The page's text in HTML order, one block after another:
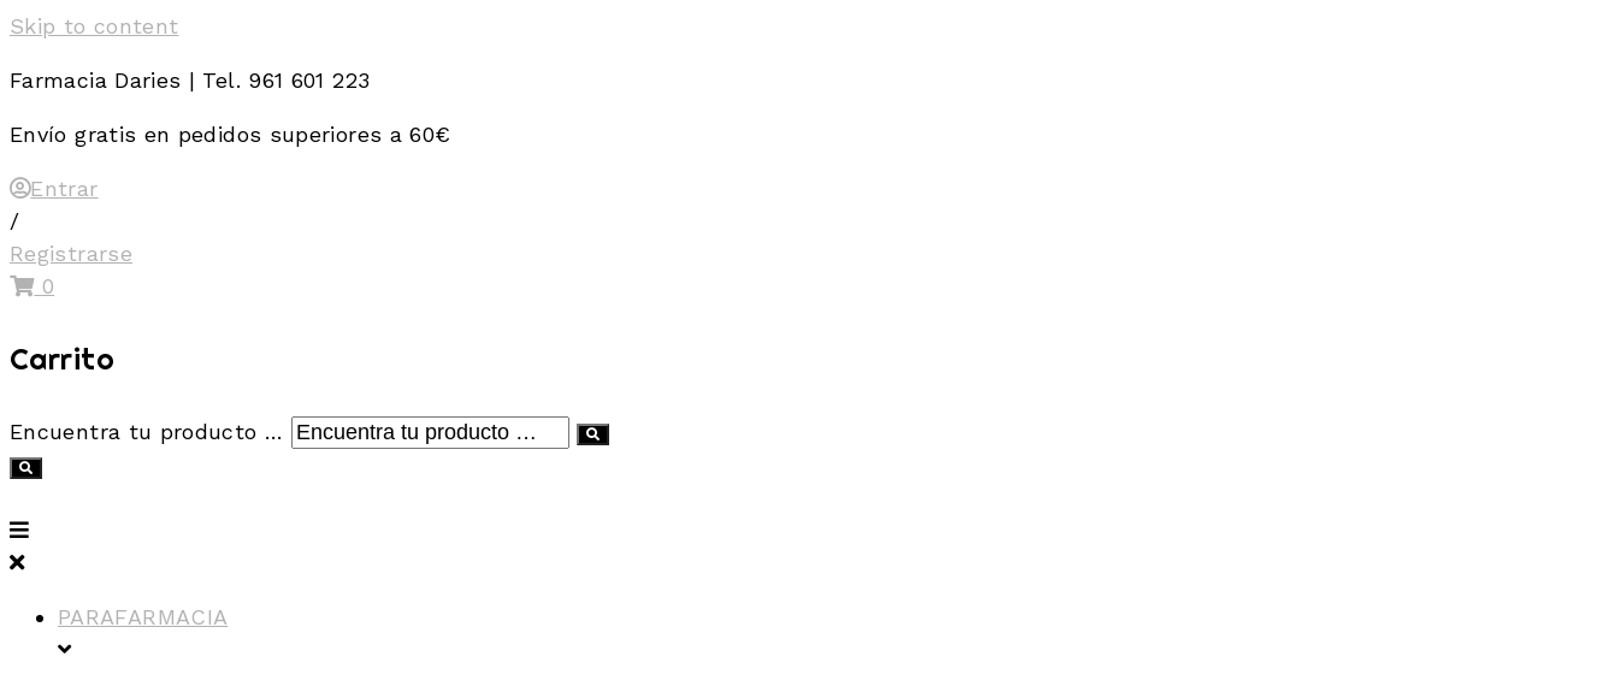
Skip to content
Farmacia Daries | Tel. 961 601 223
Envío gratis en pedidos superiores a 60€
Entrar
/
Registrarse
0
Carrito
Encuentra tu producto …
PARAFARMACIA